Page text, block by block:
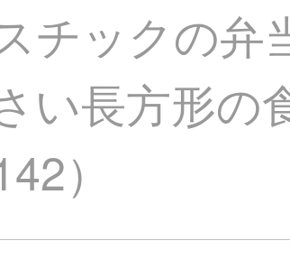
チックの弁
い長方形の
）